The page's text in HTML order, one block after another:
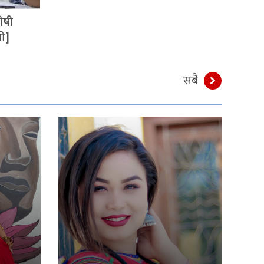
सबै